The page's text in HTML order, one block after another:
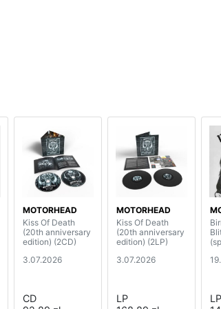
MOTORHEAD
Kiss Of Death
(20th anniversary
edition) (2CD)
3.07.2026
CD
MOTORHEAD
Kiss Of Death
(20th anniversary
edition) (2LP)
3.07.2026
LP
LP